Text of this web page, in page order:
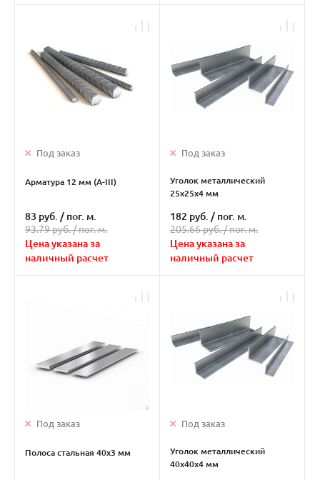
Под заказ
Арматура 12 мм (А-III)
83 руб. / пог. м.
93.79 руб. /пог. м.
Цена указана за
наличный расчет
Под заказ
Уголок металлический
25х25х4 мм
182 руб. / пог. м.
205.66 руб. /пог. м.
Цена указана за
наличный расчет
Под заказ
Полоса стальная 40х3 мм
Под заказ
Уголок металлический
40х40х4 мм